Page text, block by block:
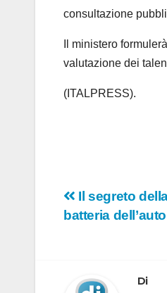
consultazione
Il ministero
valutazione dei
(ITALPRESS).
Il segreto
batteria dell’auto
Di